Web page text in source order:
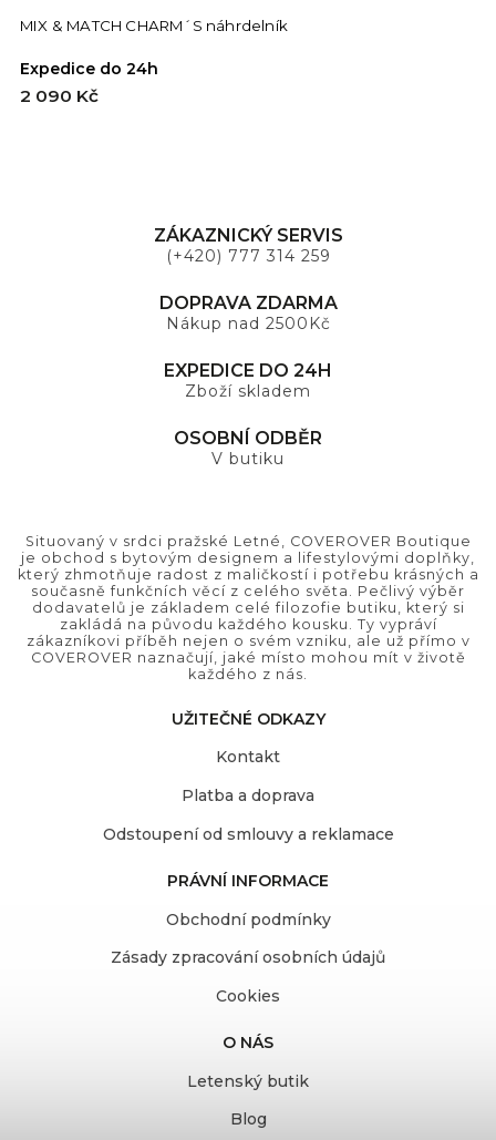
MIX & MATCH CHARM´S náhrdelník
Expedice do 24h
2 090 Kč
ZÁKAZNICKÝ SERVIS
(+420) 777 314 259
DOPRAVA ZDARMA
Nákup nad 2500Kč
EXPEDICE DO 24H
Zboží skladem
OSOBNÍ ODBĚR
V butiku
Situovaný v srdci pražské Letné, COVEROVER Boutique
je obchod s bytovým designem a lifestylovými doplňky,
který zhmotňuje radost z maličkostí i potřebu krásných a
současně funkčních věcí z celého světa. Pečlivý výběr
dodavatelů je základem celé filozofie butiku, který si
zakládá na původu každého kousku. Ty vypráví
zákazníkovi příběh nejen o svém vzniku, ale už přímo v
COVEROVER naznačují, jaké místo mohou mít v životě
každého z nás.
UŽITEČNÉ ODKAZY
Kontakt
Platba a doprava
Odstoupení od smlouvy a reklamace
PRÁVNÍ INFORMACE
Obchodní podmínky
Zásady zpracování osobních údajů
Cookies
O NÁS
Letenský butik
Blog